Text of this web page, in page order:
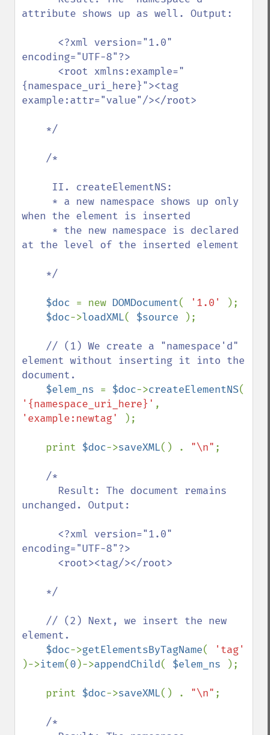
attribute shows up as well. Output:
encoding="UTF-8"?>
{namespace_uri_here}"><tag
example:attr="value"/></root>
when the element is inserted
at the level of the inserted element
$doc = new DOMDocument( '1.0'
);
$doc->loadXML( $source );
// (1) We create a "namespace'd"
element without inserting it into the
document.
$elem_ns = $doc->createElementNS
'{namespace_uri_here}'
'example:newtag'
);
    print
$doc->saveXML() . "\n" ;
/*
unchanged. Output:
encoding="UTF-8"?>
element.
$doc->getElementsByTagName(
)->item(0 )->appendChild( $elem_ns );
    print
$doc->saveXML() . "\n" ;
/*